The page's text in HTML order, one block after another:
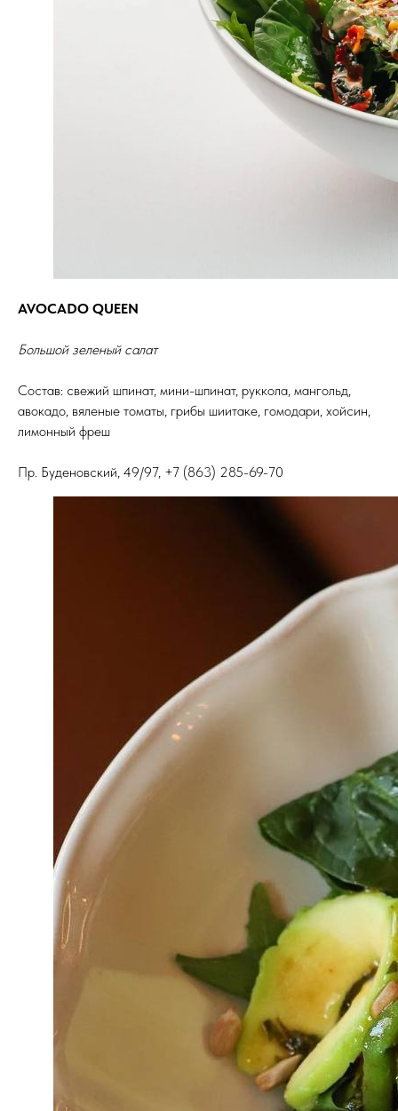
AVOCADO QUEEN
Большой зеленый салат
Состав: свежий шпинат, мини-шпинат, руккола, мангольд,
авокадо, вяленые томаты, грибы шиитаке, гомодари, хойсин,
лимонный фреш
Пр. Буденовский, 49/97, +7 (863) 285-69-70